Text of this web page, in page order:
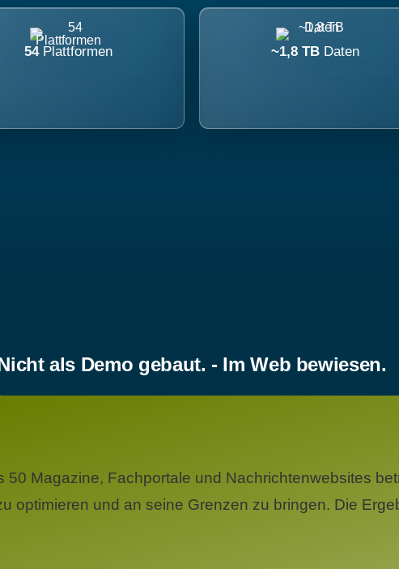
54 Plattformen ~1,8 TB Daten
als Demo gebaut. - Im Web bewiesen.
50 Magazine, Fachportale und Nachrichtenwebsites
optimieren und an seine Grenzen zu bringen. Die